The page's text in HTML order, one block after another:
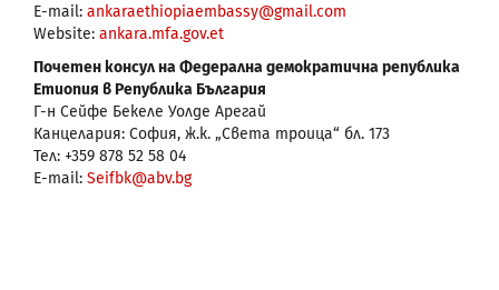
E-mail: ankaraethiopiaembassy@gmail.com
Website: ankara.mfa.gov.et
Почетен консул на Федерална демократична република
Етиопия в Република България
Г-н Сейфе Бекеле Уолде Арегай
Канцелария: София, ж.к. „Света троица“ бл. 173
Тел: +359 878 52 58 04
E-mail: Seifbk@abv.bg